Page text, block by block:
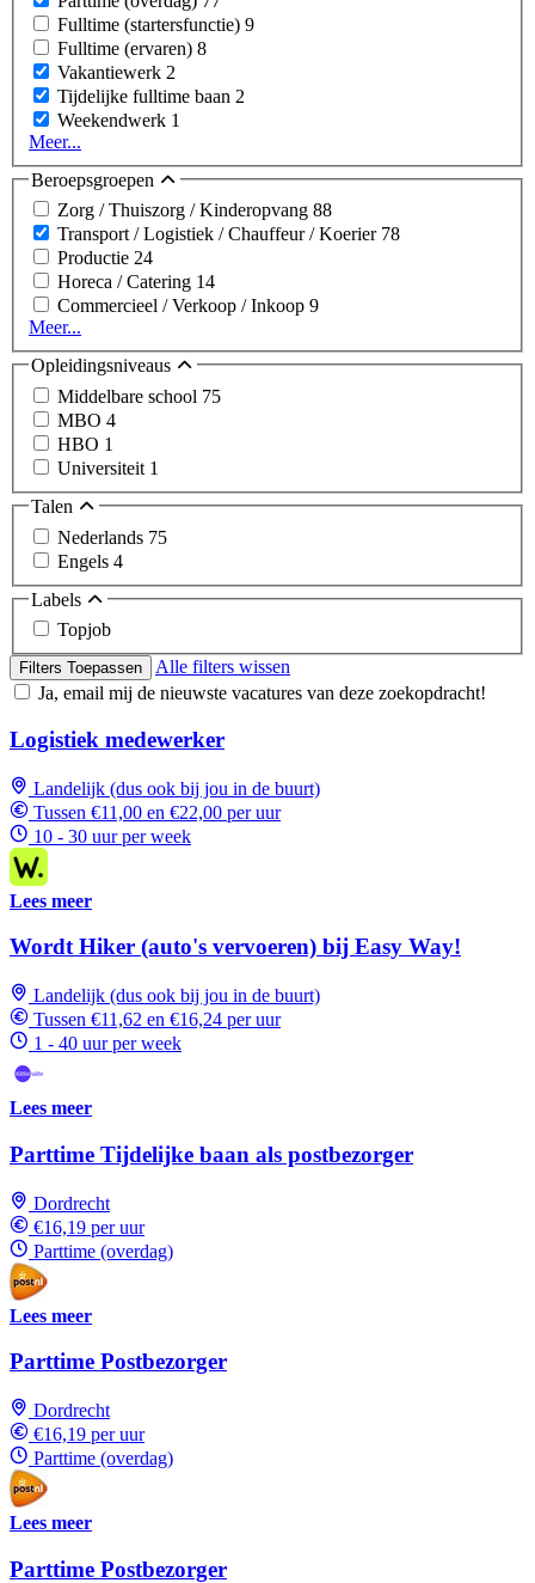
Fulltime (startersfunctie) 9
Fulltime (ervaren) 8
Vakantiewerk 2
Tijdelijke fulltime baan 2
Weekendwerk 1
Meer...
Beroepsgroepen
Zorg / Thuiszorg / Kinderopvang 88
Transport / Logistiek / Chauffeur / Koerier 78
Productie 24
Horeca / Catering 14
Commercieel / Verkoop / Inkoop 9
Meer...
Opleidingsniveaus
Middelbare school 75
MBO 4
HBO 1
Universiteit 1
Talen
Nederlands 75
Engels 4
Labels
Topjob
Filters Toepassen
Alle filters wissen
Ja, email mij de nieuwste vacatures van deze zoekopdracht!
Logistiek medewerker
Landelijk (dus ook bij jou in de buurt)
Tussen €11,00 en €22,00 per uur
10 - 30 uur per week
Lees meer
Wordt Hiker (auto's vervoeren) bij Easy Way!
Landelijk (dus ook bij jou in de buurt)
Tussen €11,62 en €16,24 per uur
1 - 40 uur per week
Lees meer
Parttime Tijdelijke baan als postbezorger
Dordrecht
€16,19 per uur
Parttime (overdag)
Lees meer
Parttime Postbezorger
Dordrecht
€16,19 per uur
Parttime (overdag)
Lees meer
Parttime Postbezorger